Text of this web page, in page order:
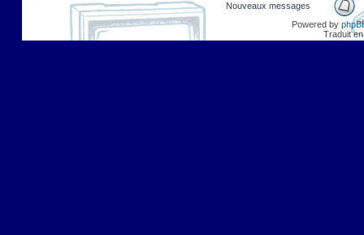
Nouveaux messages
Powered by
Traduit